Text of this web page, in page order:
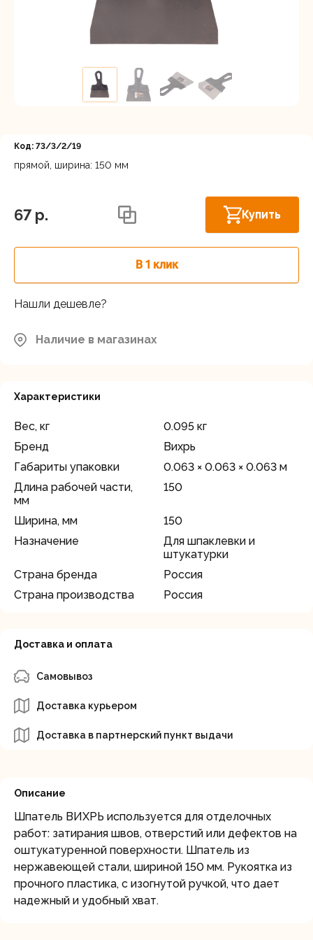
Код: 73/3/2/19
прямой, ширина: 150 мм
67 p. Купить
В 1 клик
Нашли дешевле?
Наличие в магазинах
31-й км, 34/1
В наличии
г.Балашиха: шоссе Энтузиастов,
Западная коммунальная зона, вл. 4
район, д.Грибки, ул. Промышленная
Характеристики
Вес, кг
0.095 кг
Бренд
Вихрь
Габариты упаковки
0.063 × 0.063 × 0.063 м
Длина рабочей части,
мм
150
Ширина, мм
150
Назначение
Для шпаклевки и
штукатурки
Страна бренда
Россия
Страна производства
Россия
Доставка и оплата
Самовывоз
Доставка курьером
Доставка в партнерский пункт выдачи
Описание
Шпатель ВИХРЬ используется для отделочных
работ: затирания швов, отверстий или дефектов на
оштукатуренной поверхности. Шпатель из
нержавеющей cтали, шириной 150 мм. Рукоятка из
прочного пластика, с изогнутой ручкой, что дает
надежный и удобный хват.
Регистрация